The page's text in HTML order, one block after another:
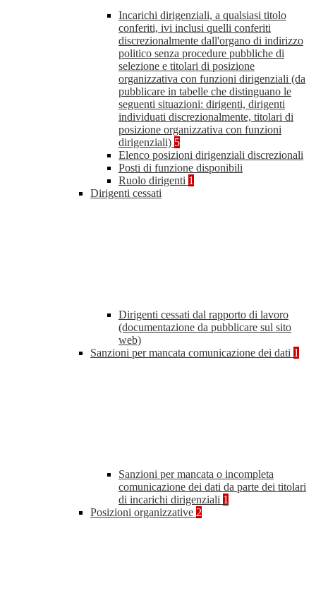
Incarichi dirigenziali, a qualsiasi titolo
conferiti, ivi inclusi quelli conferiti
discrezionalmente dall'organo di indirizzo
politico senza procedure pubbliche di
selezione e titolari di posizione
organizzativa con funzioni dirigenziali (da
pubblicare in tabelle che distinguano le
seguenti situazioni: dirigenti, dirigenti
individuati discrezionalmente, titolari di
posizione organizzativa con funzioni
dirigenziali) 5
Elenco posizioni dirigenziali discrezionali
Posti di funzione disponibili
Ruolo dirigenti 1
Dirigenti cessati
Dirigenti cessati dal rapporto di lavoro
(documentazione da pubblicare sul sito
web)
Sanzioni per mancata comunicazione dei dati 1
Sanzioni per mancata o incompleta
comunicazione dei dati da parte dei titolari
di incarichi dirigenziali 1
Posizioni organizzative 2